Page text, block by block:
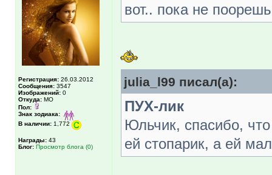
Регистрация: 26.03.2012
Сообщения: 3547
Изображений: 0
Откуда: МО
Пол:
Знак зодиака:
В наличии: 1,772
Награды: 43
Блог: Просмотр блога (0)
вот.. пока не
julia_l99 писал(а):
ПУХ-лик
Юльчик, спасибо,
ей стопарик, а ей